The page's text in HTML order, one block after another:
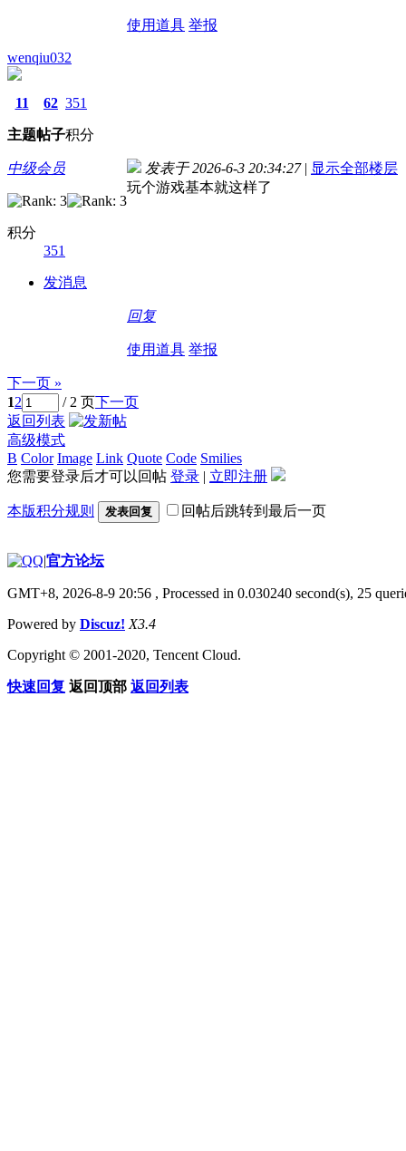
使用道具 举报
wenqiu032
11
主题
62
帖子
351
积分
中级会员
积分
351
发消息
发表于 2026-6-3 20:34:27 | 显示全部楼层
玩个游戏基本就这样了
回复
使用道具 举报
下一页 »
12 / 2 页下一页
返回列表
高级模式
B Color Image Link Quote Code Smilies
您需要登录后才可以回帖 登录 | 立即注册
本版积分规则 发表回复 回帖后跳转到最后一页
|官方论坛
GMT+8, 2026-8-9 20:56 , Processed in 0.030240 second(s), 25
Powered by Discuz! X3.4
Copyright © 2001-2020, Tencent Cloud.
快速回复 返回顶部 返回列表